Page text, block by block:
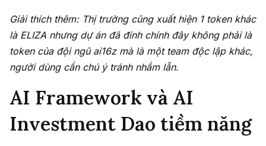
Giải thích thêm: Thị trường cũng xuất hiện 1 token khác
là ELIZA nhưng dự án đã đính chính đây không phải là
token của đội ngũ ai16z mà là một team độc lập khác,
người dùng cần chú ý tránh nhầm lẫn.
AI Framework và AI
Investment Dao tiềm năng